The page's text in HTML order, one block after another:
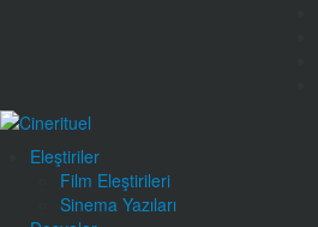
Eleştiriler
Film Eleştirileri
Sinema Yazıları